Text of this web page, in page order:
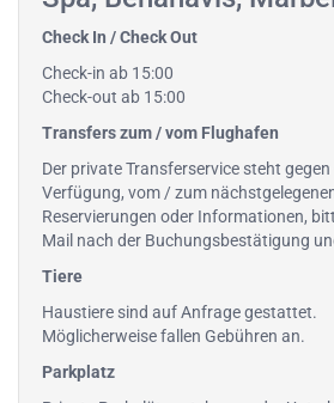
Check In / Check Out
Check-in ab 15:00
Check-out ab 15:00
Transfers zum / vom Flughafen
Der private Transferservice steht
Verfügung, vom / zum
Reservierungen oder Informationen,
Mail nach der Buchungsbestätigung
Tiere
Haustiere sind auf Anfrage gestattet.
Möglicherweise fallen Gebühren an.
Parkplatz